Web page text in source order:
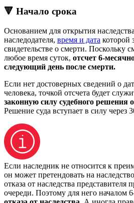
🔻 Начало срока
Основанием для открытия
наследодателя, время и дата которой
свидетельстве о смерти. Поскольку
любое время суток, отсчет 6-
следующий день после смерти.
Если нет достоверных сведений о
человека, точкой отсчета будет
законную силу судебного
Решение суда вступает в силу через
Если наследник не относится к
он может претендовать на
отказа от наследства представителя
очереди. Поэтому для него началом